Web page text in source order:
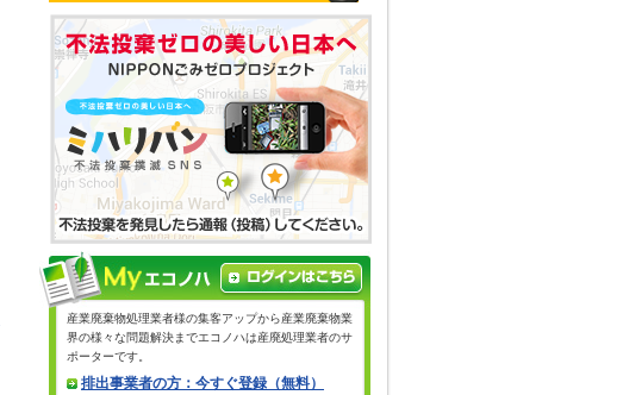
産業廃棄物処理業者様の集客アップから産業廃棄物業
界の様々な問題解決までエコノハは産廃処理業者のサ
ポーターです。
排出事業者の方：今すぐ登録（無料）